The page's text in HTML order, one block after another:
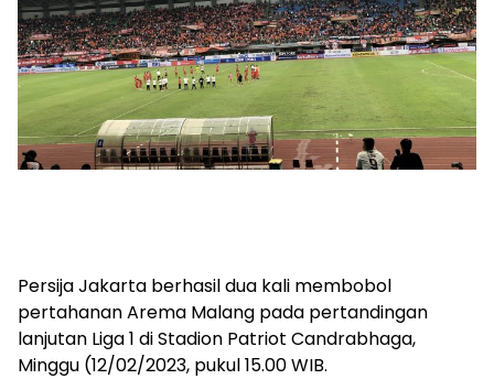
Persija Jakarta berhasil dua kali membobol
pertahanan Arema Malang pada pertandingan
lanjutan Liga 1 di Stadion Patriot Candrabhaga,
Minggu (12/02/2023, pukul 15.00 WIB.